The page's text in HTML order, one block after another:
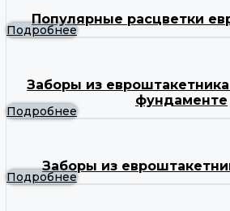
Популярные расцветки
Подробнее
Заборы из
фундаменте
Подробнее
Заборы из
Подробнее